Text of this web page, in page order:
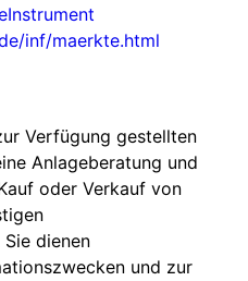
inf/maerkte.html
Verfügung gestellten
Anlageberatung und
oder Verkauf von
dienen
und zur